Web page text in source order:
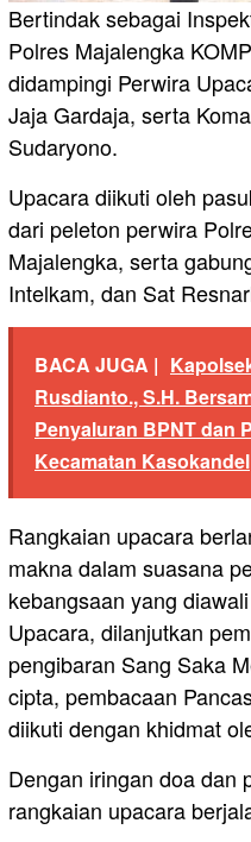
Bertindak sebagai
Polres Majalengka
didampingi Perwira
Jaja Gardaja, serta
Sudaryono.
Upacara diikuti oleh
dari peleton perwira
Majalengka, serta
Intelkam, dan Sat
BACA JUGA |
Rusdianto., S.H.
Penyaluran BPNT dan
Kecamatan Kasokandel
Rangkaian upacara
makna dalam suasana
kebangsaan yang
Upacara, dilanjutkan
pengibaran Sang Saka
cipta, pembacaan
diikuti dengan khidmat
Dengan iringan doa dan
rangkaian upacara